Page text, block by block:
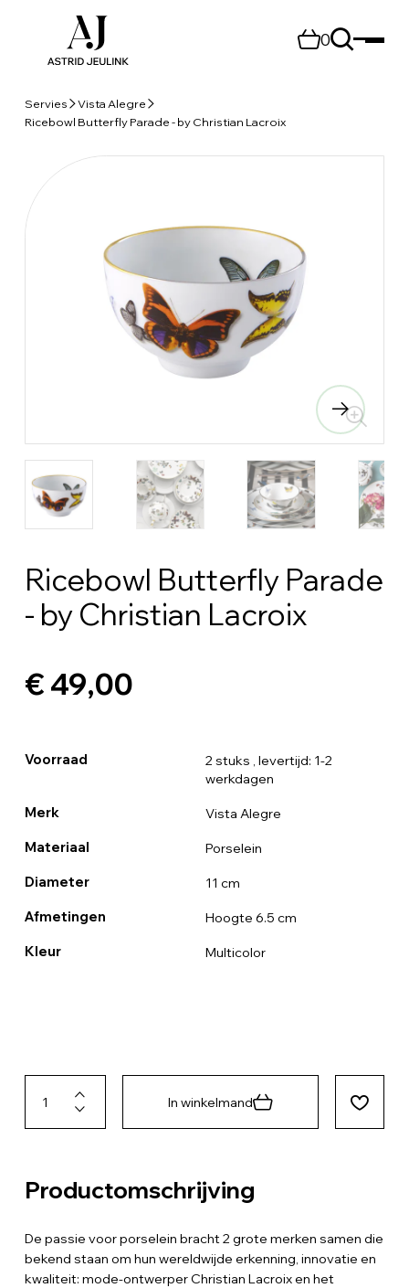
0
Servies
Vista Alegre
Ricebowl Butterfly Parade - by Christian Lacroix
Ricebowl Butterfly Parade
- by Christian Lacroix
€ 49,00
Voorraad 2 stuks , levertijd: 1-2
werkdagen
Merk Vista Alegre
Materiaal Porselein
Diameter 11 cm
Afmetingen Hoogte 6.5 cm
Kleur Multicolor
In winkelmand
Productomschrijving
De passie voor porselein bracht 2 grote merken samen die
bekend staan om hun wereldwijde erkenning, innovatie en
kwaliteit: mode-ontwerper Christian Lacroix en het